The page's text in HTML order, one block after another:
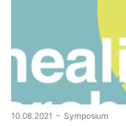
10.08.2021 - Symposium